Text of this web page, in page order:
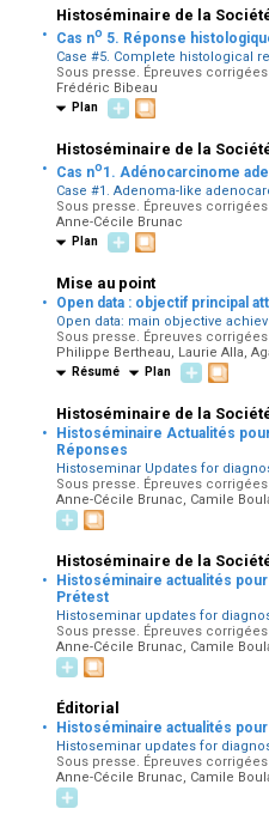
Histoséminaire de la
· Cas no 5. Réponse
Case #5. Complete histological
Sous presse. Épreuves
Frédéric Bibeau
Plan
Histoséminaire de la
· Cas no1. Adénocarcinome
Case #1. Adenoma-like
Sous presse. Épreuves
Anne-Cécile Brunac
Plan
Mise au point
· Open data : objectif principal
Open data: main objective
Sous presse. Épreuves
Philippe Bertheau, Laurie Alla,
Résumé Plan
Histoséminaire de la
·
Histoséminaire Actualités
Réponses
Histoseminar Updates for
Sous presse. Épreuves
Anne-Cécile Brunac, Camile
Histoséminaire de la
·
Histoséminaire actualités
Prétest
Histoseminar updates for
Sous presse. Épreuves
Anne-Cécile Brunac, Camile
Éditorial
· Histoséminaire actualités
Histoseminar updates for
Sous presse. Épreuves
Anne-Cécile Brunac, Camile